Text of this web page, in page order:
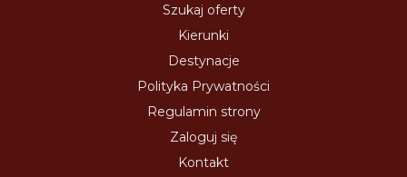
Szukaj oferty
Kierunki
Destynacje
Polityka Prywatności
Regulamin strony
Zaloguj się
Kontakt